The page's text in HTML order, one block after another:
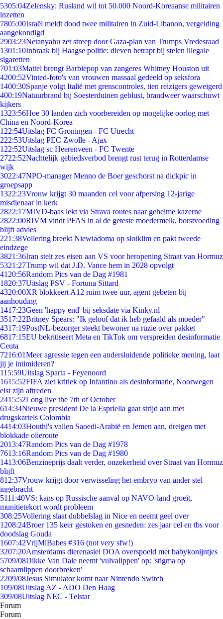
5305:04Zelensky: Rusland wil tot 50.000 Noord-Koreaanse militairen
inzetten
7805:00Israël meldt dood twee militairen in Zuid-Libanon, vergelding
aangekondigd
2903:23Netanyahu zet streep door Gaza-plan van Trumps Vredesraad
1301:10Inbraak bij Haagse politie: dieven betrapt bij stelen illegale
sigaretten
701:03Mattel brengt Barbiepop van zangeres Whitney Houston uit
4200:52Vinted-foto's van vrouwen massaal gedeeld op seksfora
1400:30Spanje volgt Italië met grenscontroles, tien reizigers geweigerd
400:19Natuurbrand bij Soesterduinen geblust, brandweer waarschuwt
kijkers
1323:56Hoe 30 landen zich voorbereiden op mogelijke oorlog met
China en Noord-Korea
1 22:54Uitslag FC Groningen - FC Utrecht
222:53Uitslag PEC Zwolle - Ajax
1 22:52Uitslag sc Heerenveen - FC Twente
2722:52Nachtelijk gebiedsverbod brengt rust terug in Rotterdamse
wijk
3022:47NPO-manager Menno de Boer geschorst na dickpic in
groepsapp
1322:23Vrouw krijgt 30 maanden cel voor afpersing 12-jarige
misdienaar in kerk
2822:17MIVD-baas lekt via Strava routes naar geheime kazerne
2822:00RIVM vindt PFAS in al de geteste moedermelk, borstvoeding
blijft advies
221:38Vollering breekt Niewiadoma op slotklim en pakt tweede
eindzege
3821:36Iran stelt zes eisen aan VS voor heropening Straat van Hormuz
5321:27Trump wil dat J.D. Vance hem in 2028 opvolgt
41 20:56Random Pics van de Dag #1981
1820:37Uitslag PSV - Fortuna Sittard
4320:00XR blokkeert A12 ruim twee uur, agent gebeten bij
aanhouding
1417:23Geen 'happy end' bij seksdate via Kinky.nl
3517:22Britney Spears: "Ik geloof dat ik heb gefaald als moeder"
4317:19PostNL-bezorger steekt bewoner na ruzie over pakket
6817:15EU bekritiseert Meta en TikTok om verspreiden desinformatie
Ceuta
7216:01Meer agressie tegen een andersluidende politieke mening, laat
jij je intimideren?
115:59Uitslag Sparta - Feyenoord
1615:52FIFA ziet kritiek op Infantino als desinformatie, Noorwegen
eist zijn aftreden
2415:52Long live the 7th of October
614:34Nieuwe president De la Espriella gaat strijd aan met
drugskartels Colombia
4414:03Houthi's vallen Saoedi-Arabië en Jemen aan, dreigen met
blokkade olieroute
2013:47Random Pics van de Dag #1978
7613:16Random Pics van de Dag #1980
1413:06Benzineprijs daalt verder, onzekerheid over Straat van Hormuz
blijft
812:37Vrouw krijgt door verwisseling het embryo van ander stel
ingebracht
5111:40VS: kans op Russische aanval op NAVO-land groeit,
munitietekort wordt probleem
308:25Vollering slaat dubbelslag in Nice en neemt geel over
1208:24Broer 135 keer gestoken en gesneden: zes jaar cel en tbs voor
doodslag Gouda
1607:42VrijMiBabes #316 (not very sfw!)
3207:20Amsterdams dierenasiel DOA overspoeld met babykonijntjes
5709/08Dikke Van Dale neemt 'vulvalippen' op: 'stigma op
schaamlippen doorbreken'
2209/08Jesus Simulator komt naar Nintendo Switch
109/08Uitslag AZ - ADO Den Haag
309/08Uitslag NEC - Telstar
Forum
Forum